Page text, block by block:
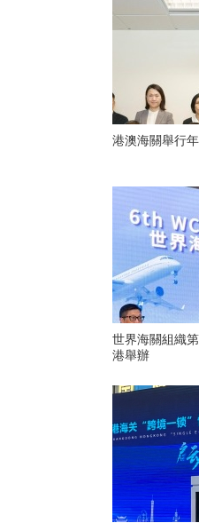
港澳海關舉行
世界海關組織
港舉辦